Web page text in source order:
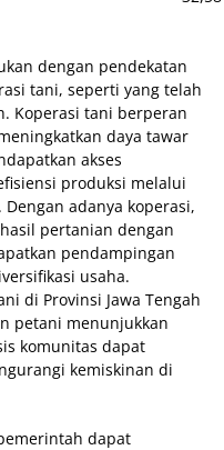
dengan pendekatan
tani, seperti yang telah
Koperasi tani berperan
daya tawar
akses
produksi melalui
adanya koperasi,
pertanian dengan
pendampingan
usaha.
di Provinsi Jawa Tengah
petani menunjukkan
komunitas dapat
kemiskinan di
dapat